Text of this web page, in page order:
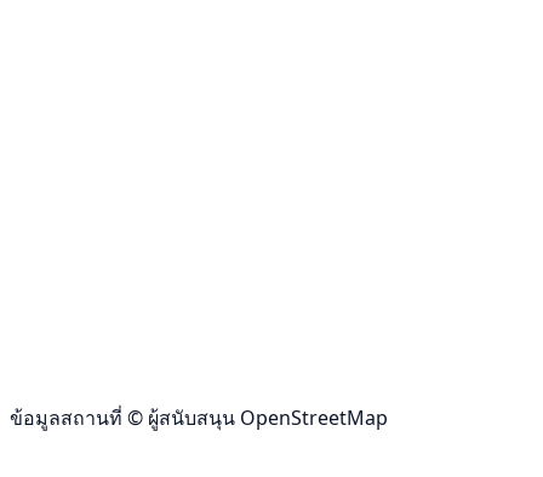
ข้อมูลสถานที่ © ผู้สนับสนุน OpenStreetMap